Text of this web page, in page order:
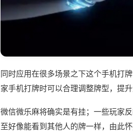
同时应用在很多场景之下这个手机打
家手机打牌时可以合理调整牌型，提
微信微乐麻将确实是有挂；一些玩家
至好像能看到其他人的牌一样，由此